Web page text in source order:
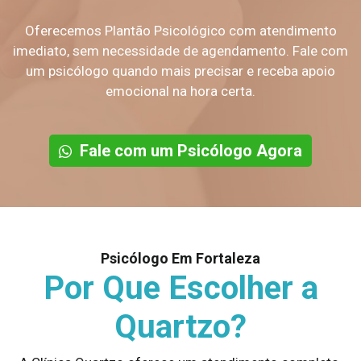
Oferecemos Plantão Psicológico com atendimento
imediato, sem necessidade de agendamento. Fale com
um psicólogo quando mais precisar e receba apoio
emocional na hora certa.
Fale com um Psicólogo Agora
Psicólogo Em Fortaleza
Por Que Escolher a
Quartzo?